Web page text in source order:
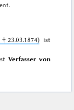
ist
Verfasser von